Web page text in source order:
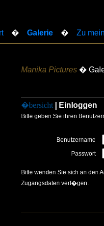
� Galerie � Zu
Manika Pictures �
�bersicht | Einloggen
Bitte geben Sie ihren
Benutzername
Passwort
Bitte wenden Sie sich an den
Zugangsdaten verf�gen.